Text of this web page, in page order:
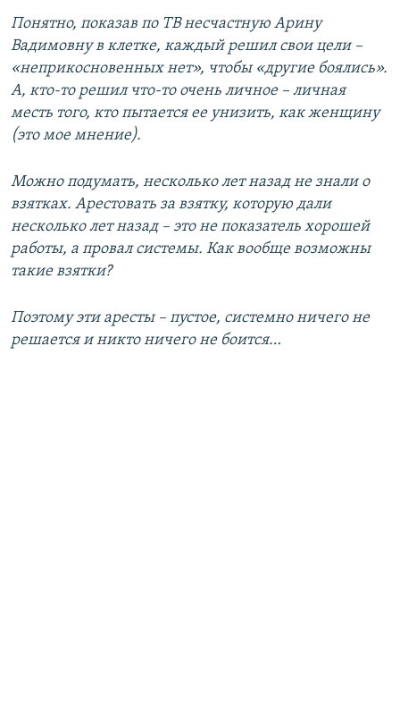
Понятно, показав по ТВ несчастную Арину
Вадимовну в клетке, каждый решил свои цели –
«неприкосновенных нет», чтобы «другие боялись».
А, кто-то решил что-то очень личное – личная
месть того, кто пытается ее унизить, как женщину
(это мое мнение).
Можно подумать, несколько лет назад не знали о
взятках. Арестовать за взятку, которую дали
несколько лет назад – это не показатель хорошей
работы, а провал системы. Как вообще возможны
такие взятки?
Поэтому эти аресты – пустое, системно ничего не
решается и никто ничего не боится…